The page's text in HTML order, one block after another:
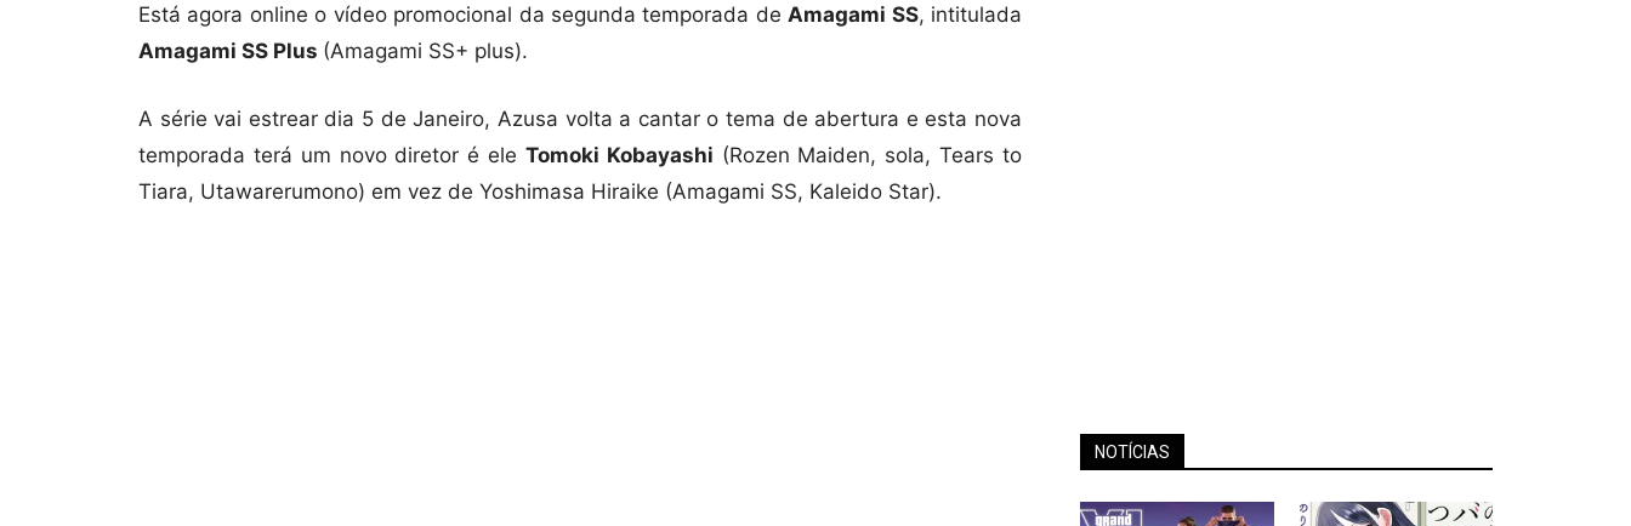
Está agora online o vídeo promocional da segunda temporada deAmagami SS, intitulada
Amagami SS Plus (Amagami SS+ plus).
A série vai estrear dia 5 de Janeiro, Azusa volta a cantar o tema de abertura e esta nova
temporada terá um novo diretor é ele Tomoki Kobayashi (Rozen Maiden, sola, Tears to
Tiara, Utawarerumono) em vez de Yoshimasa Hiraike (Amagami SS, Kaleido Star).
NOTÍCIAS